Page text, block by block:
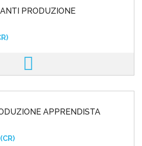
PRODUZIONE
APPRENDISTA